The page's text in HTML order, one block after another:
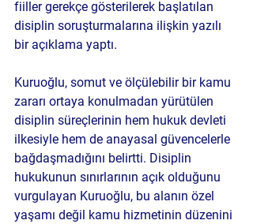
fiiller gerekçe gösterilerek başlatılan
disiplin soruşturmalarına ilişkin yazılı
bir açıklama yaptı.
Kuruoğlu, somut ve ölçülebilir bir kamu
zararı ortaya konulmadan yürütülen
disiplin süreçlerinin hem hukuk devleti
ilkesiyle hem de anayasal güvencelerle
bağdaşmadığını belirtti. Disiplin
hukukunun sınırlarının açık olduğunu
vurgulayan Kuruoğlu, bu alanın özel
yaşamı değil kamu hizmetinin düzenini